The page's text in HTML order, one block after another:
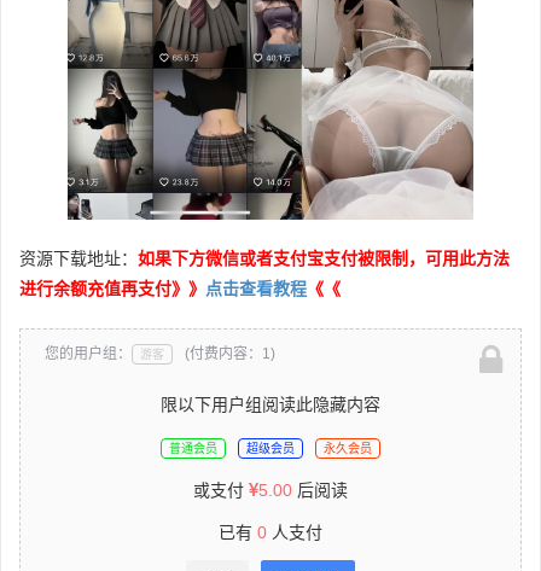
资源下载地址： 如果下方微信或者支付宝支付被限制，可用此方法
进行余额充值再支付》》 点击查看教程 《《
您的用户组： 游客 (付费内容：1)
限以下用户组阅读此隐藏内容
普通会员 超级会员 永久会员
或支付 5.00 后阅读
已有 0 人支付